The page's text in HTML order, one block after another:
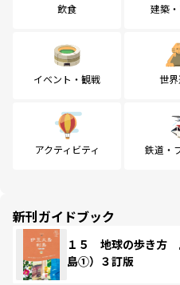
飲食 建築
イベント・観戦 世
アクティビティ 鉄道・
新刊ガイドブック
１５ 地球の歩き方
島①）３訂版